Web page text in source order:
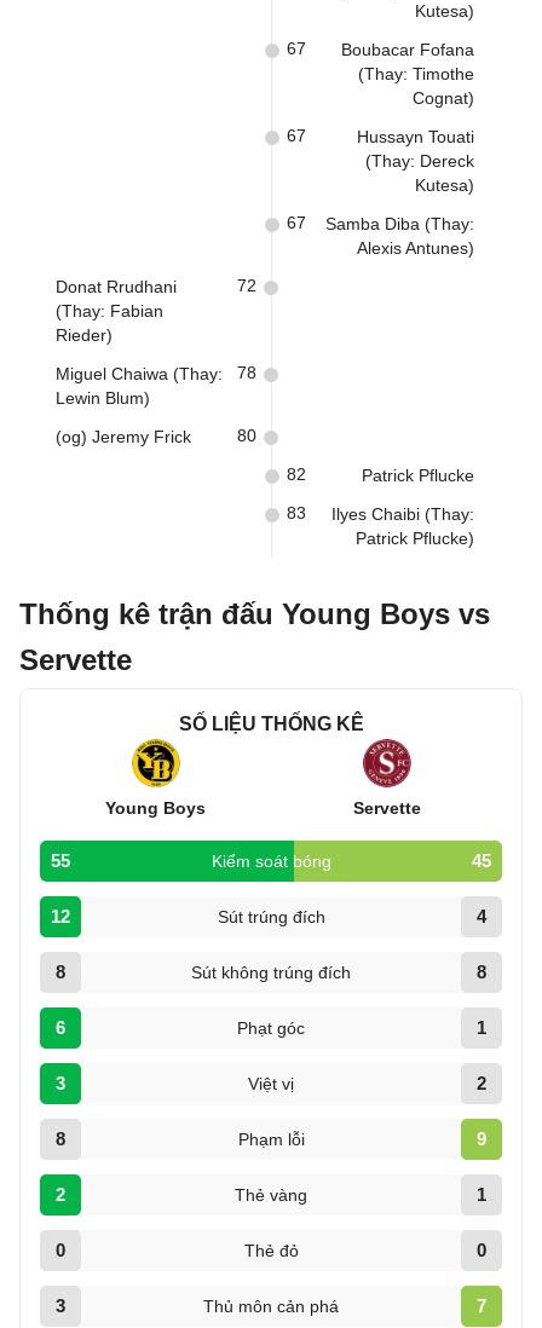
Kutesa)
Boubacar Fofana
(Thay: Timothe
Cognat)
67
Hussayn Touati
(Thay: Dereck
Kutesa)
67
Samba Diba (Thay:
Alexis Antunes)
67
Donat Rrudhani
(Thay: Fabian
Rieder)
72
Miguel Chaiwa (Thay:
Lewin Blum)
78
(og) Jeremy Frick 80
Patrick Pflucke
82
Ilyes Chaibi (Thay:
Patrick Pflucke)
83
Thống kê trận đấu Young Boys vs
Servette
SỐ LIỆU THỐNG KÊ
Young Boys Servette
55 Kiểm soát bóng 45
12 Sút trúng đích 4
8 Sút không trúng đích 8
6 Phạt góc 1
3 Việt vị 2
8 Phạm lỗi 9
2 Thẻ vàng 1
0 Thẻ đỏ 0
3 Thủ môn cản phá 7